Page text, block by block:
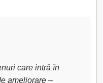
care intră în
ameliorare –